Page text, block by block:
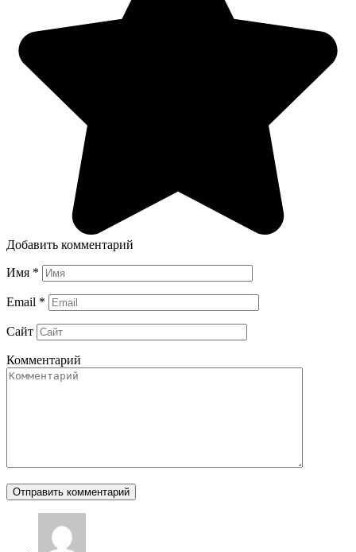
Добавить комментарий
Имя *
Email *
Сайт
Комментарий